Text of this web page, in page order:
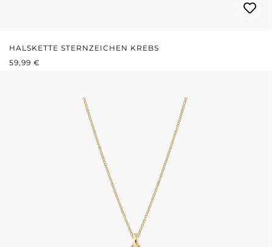
HALSKETTE STERNZEICHEN KREBS
REGULÄRER PREIS:
59,99 €